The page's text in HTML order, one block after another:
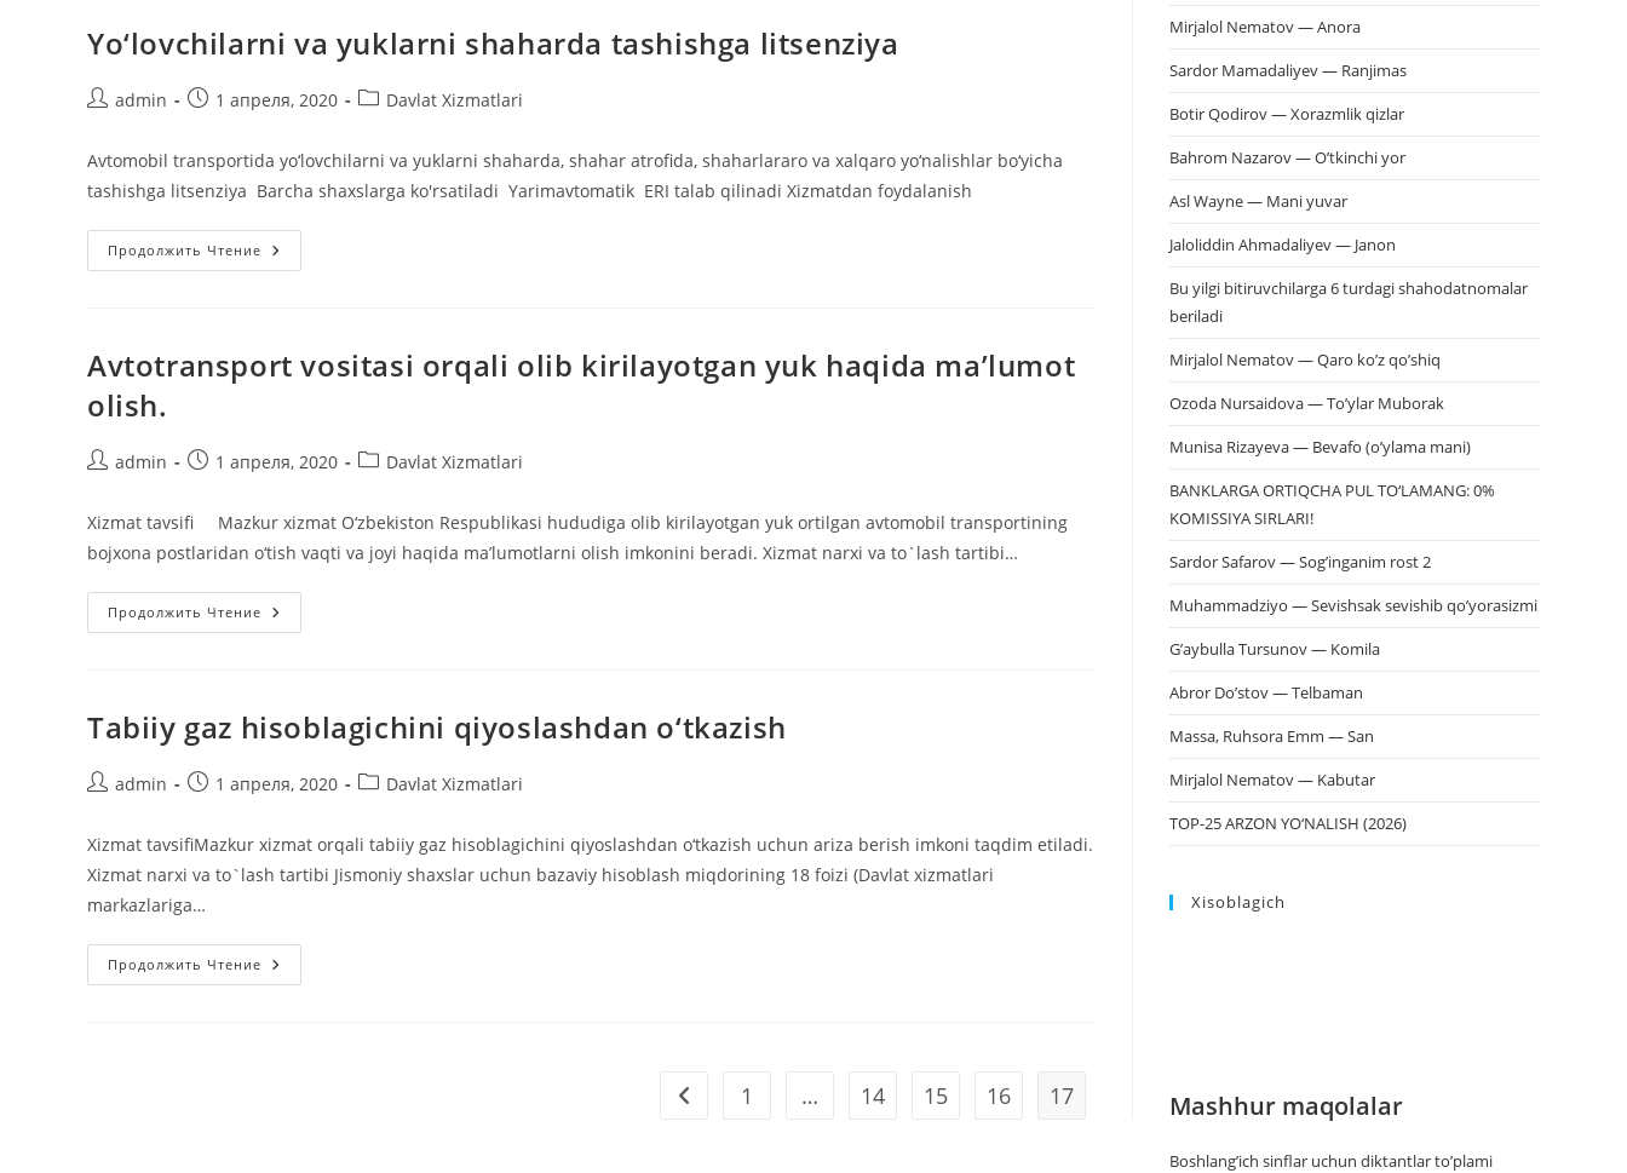
Yo‘lovchilarni va yuklarni shaharda tashishga litsenziya
Авторadmin
Запись1 апреля, 2020
Рубрика
Davlat Xizmatlari
Avtomobil transportida yo‘lovchilarni va yuklarni shaharda, shahar atrofida, shaharlararo va xalqaro yo‘nalishlar bo‘yicha
tashishga litsenziya Barcha shaxslarga ko'rsatiladi Yarimavtomatik ERI talab qilinadi Xizmatdan foydalanish
Продолжить Чтение Yo‘lovchilarni
Va
Avtotransport vositasi orqali olib kirilayotgan yuk haqida ma’lumot
olish.
Авторadmin
Запись1 апреля, 2020
Рубрика
Davlat Xizmatlari
Xizmat tavsifi Mazkur xizmat O‘zbekiston Respublikasi hududiga olib kirilayotgan yuk ortilgan avtomobil transportining
bojxona postlaridan o‘tish vaqti va joyi haqida ma’lumotlarni olish imkonini beradi. Xizmat narxi va to`lash tartibi…
Продолжить Чтение Avtotransport
Vositasi
Haqida
Ma’lumot
Tabiiy gaz hisoblagichini qiyoslashdan o‘tkazish
Авторadmin
Запись1 апреля, 2020
Рубрика
Davlat Xizmatlari
Xizmat tavsifiMazkur xizmat orqali tabiiy gaz hisoblagichini qiyoslashdan o‘tkazish uchun ariza berish imkoni taqdim etiladi.
Xizmat narxi va to`lash tartibi Jismoniy shaxslar uchun bazaviy hisoblash miqdorining 18 foizi (Davlat xizmatlari
markazlariga…
Продолжить Чтение Tabiiy
Gaz
Перейти на предыдущую страницу
1 … 14 15 16 17
Mirjalol Nematov — Anora
Sardor Mamadaliyev — Ranjimas
Botir Qodirov — Xorazmlik qizlar
Bahrom Nazarov — O’tkinchi yor
Asl Wayne — Mani yuvar
Jaloliddin Ahmadaliyev — Janon
Bu yilgi bitiruvchilarga 6 turdagi shahodatnomalar
beriladi
Mirjalol Nematov — Qaro ko’z qo’shiq
Ozoda Nursaidova — To’ylar Muborak
Munisa Rizayeva — Bevafo (o’ylama mani)
BANKLARGA ORTIQCHA PUL TO‘LAMANG: 0%
KOMISSIYA SIRLARI!
Sardor Safarov — Sog’inganim rost 2
Muhammadziyo — Sevishsak sevishib qo’yorasizmi
G’aybulla Tursunov — Komila
Abror Do’stov — Telbaman
Massa, Ruhsora Emm — San
Mirjalol Nematov — Kabutar
TOP-25 ARZON YO‘NALISH (2026)
Xisoblagich
Mashhur maqolalar
Boshlang’ich sinflar uchun diktantlar to’plami